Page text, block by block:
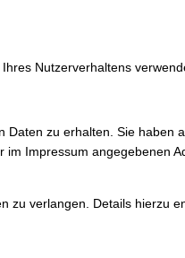
Nutzerverhaltens
zu erhalten. Sie haben
Impressum angegebenen
verlangen. Details hierzu